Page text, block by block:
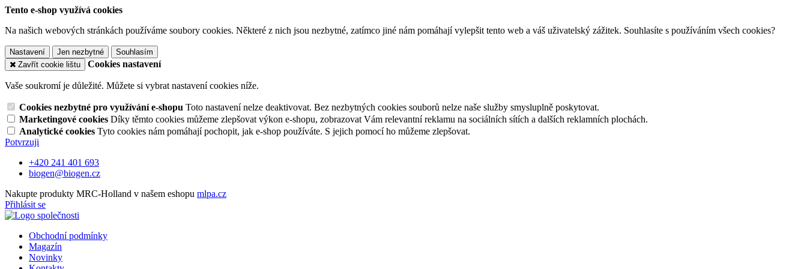
Tento e-shop využívá cookies
Na našich webových stránkách používáme soubory cookies. Některé z nich jsou nezbytné, zatímco jiné nám pomáhají vylepšit tento web a váš uživatelský zážitek. Souhlasíte s používáním všech cookies?
Nastavení Jen nezbytné
Souhlasím
Zavřít cookie lištu
Cookies nastavení
Vaše soukromí je důležité. Můžete si vybrat nastavení cookies níže.
Cookies nezbytné pro využívání e-shopu Toto nastavení nelze deaktivovat. Bez nezbytných cookies souborů nelze naše služby smysluplně poskytovat.
Marketingové cookies Díky těmto cookies můžeme zlepšovat výkon e-shopu, zobrazovat Vám relevantní reklamu na sociálních sítích a dalších reklamních plochách.
Analytické cookies Tyto cookies nám pomáhají pochopit, jak e-shop používáte. S jejich pomocí ho můžeme zlepšovat.
Potvrzuji
+420 241 401 693
biogen@biogen.cz
Nakupte produkty MRC-Holland v našem eshopu mlpa.cz
Přihlásit se
Obchodní podmínky
Magazín
Novinky